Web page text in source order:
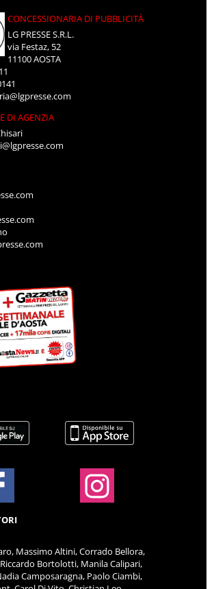
CONCESSIONARIA DI PUBBLICITÀ
LG PRESSE S.R.L.
via Festaz, 52
11100 AOSTA
DI AGENZIA
Massimo Altini, Corrado Bellora,
Bortolotti, Manila Calipari,
Camposaragna, Paolo Ciambi,